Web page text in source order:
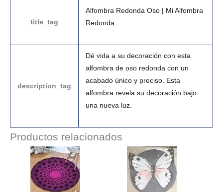
title_tag
Alfombra Redonda Oso | Mi Alfombra
Redonda
description_tag
Dé vida a su decoración con esta
alfombra de oso redonda con un
acabado único y preciso. Esta
alfombra revela su decoración bajo
una nueva luz.
Productos relacionados
Rango
de
precios:
desde
53.99€
hasta